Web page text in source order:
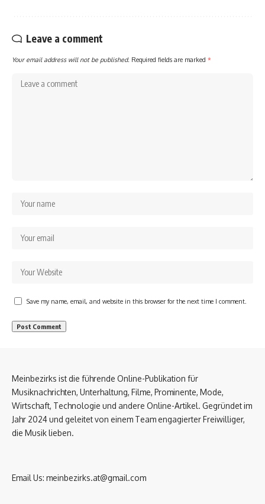
Leave a comment
Your email address will not be published. Required fields are marked *
Save my name, email, and website in this browser for the next time I comment.
Meinbezirks ist die führende Online-Publikation für
Musiknachrichten, Unterhaltung, Filme, Prominente, Mode,
Wirtschaft, Technologie und andere Online-Artikel. Gegründet im
Jahr 2024 und geleitet von einem Team engagierter Freiwilliger,
die Musik lieben.
Email Us: meinbezirks.at@gmail.com